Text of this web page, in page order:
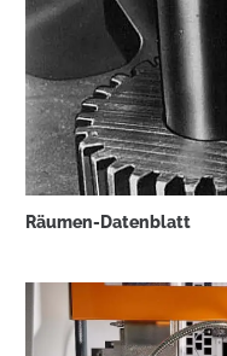
Räumen-Datenblatt